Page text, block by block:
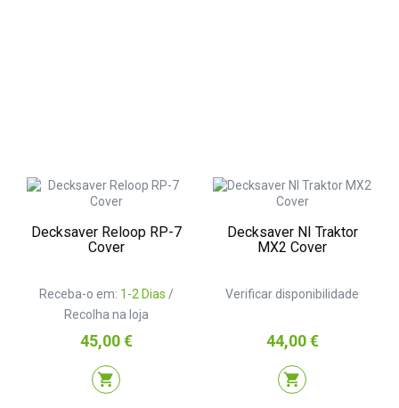
Decksaver Reloop RP-7
Cover
Receba-o em: 1-2 Dias /
Recolha na loja
Preço
45,00 €
shopping_cart
Decksaver NI Traktor
MX2 Cover
Verificar disponibilidade
Preço
44,00 €
shopping_cart